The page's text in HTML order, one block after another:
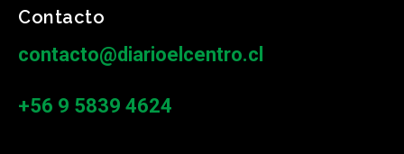
Contacto
contacto@diarioelcentro.cl
+56 9 5839 4624